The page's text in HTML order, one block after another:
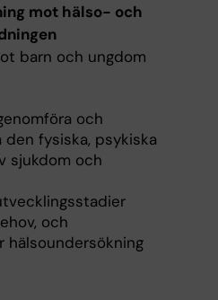
mot hälso- och
barn och ungdom
och
fysiska, psykiska
sjukdom och
och
hälsoundersökning